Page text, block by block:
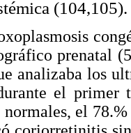
(104,105).
prenatal
analizaba los
el primer
el